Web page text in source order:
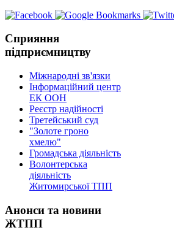
Сприяння
підприємництву
Міжнародні зв'язки
Інформаційний центр
ЕК ООН
Реєстр надійності
Третейський суд
"Золоте гроно
хмелю"
Громадська діяльність
Волонтерська
діяльність
Житомирської ТПП
Анонси та новини
ЖТПП